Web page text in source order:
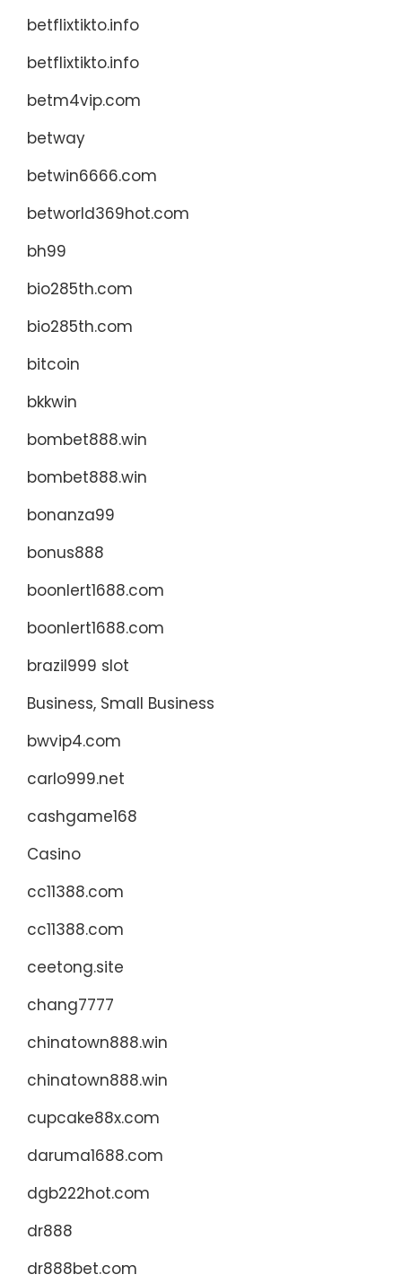
betflixtikto.info
betflixtikto.info
betm4vip.com
betway
betwin6666.com
betworld369hot.com
bh99
bio285th.com
bio285th.com
bitcoin
bkkwin
bombet888.win
bombet888.win
bonanza99
bonus888
boonlert1688.com
boonlert1688.com
brazil999 slot
Business, Small Business
bwvip4.com
carlo999.net
cashgame168
Casino
cc11388.com
cc11388.com
ceetong.site
chang7777
chinatown888.win
chinatown888.win
cupcake88x.com
daruma1688.com
dgb222hot.com
dr888
dr888bet.com